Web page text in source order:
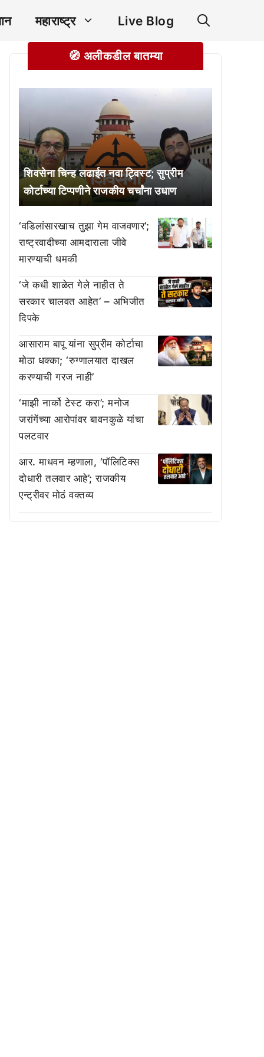
महाराष्ट्र Live Blog
🧭 अलीकडील बातम्या
शिवसेना चिन्ह लढाईत नवा ट्विस्ट; सुप्रीम
कोर्टाच्या टिप्पणीने राजकीय चर्चांना उधाण
‘वडिलांसारखाच तुझा गेम वाजवणार’;
राष्ट्रवादीच्या आमदाराला जीवे
मारण्याची धमकी
‘जे कधी शाळेत गेले नाहीत ते
सरकार चालवत आहेत’ – अभिजीत
दिपके
आसाराम बापू यांना सुप्रीम कोर्टाचा
मोठा धक्का; ‘रुग्णालयात दाखल
करण्याची गरज नाही’
‘माझी नार्को टेस्ट करा’; मनोज
जरांगेंच्या आरोपांवर बावनकुळे यांचा
पलटवार
आर. माधवन म्हणाला, ‘पॉलिटिक्स
दोधारी तलवार आहे’; राजकीय
एन्ट्रीवर मोठं वक्तव्य